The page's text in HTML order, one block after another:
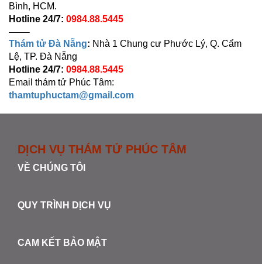
Bình, HCM.
Hotline 24/7: 0984.88.5445
——–
Thám tử Đà Nẵng: Nhà 1 Chung cư Phước Lý, Q. Cẩm
Lệ, TP. Đà Nẵng
Hotline 24/7: 0984.88.5445
Email thám tử Phúc Tâm:
thamtuphuctam@gmail.com
DỊCH VỤ THÁM TỬ PHÚC TÂM
VỀ CHÚNG TÔI
QUY TRÌNH DỊCH VỤ
CAM KẾT BẢO MẬT